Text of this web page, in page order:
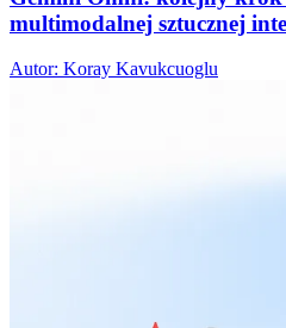
multimodalnej sztucznej
Autor: Koray Kavukcuoglu